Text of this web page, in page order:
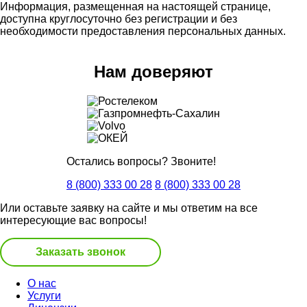
Информация, размещенная на настоящей странице,
доступна круглосуточно без регистрации и без
необходимости предоставления персональных данных.
Нам доверяют
Остались вопросы? Звоните!
8 (800) 333 00 28 8 (800) 333 00 28
Или оставьте заявку на сайте и мы ответим на все
интересующие вас вопросы!
Заказать звонок
О нас
Услуги